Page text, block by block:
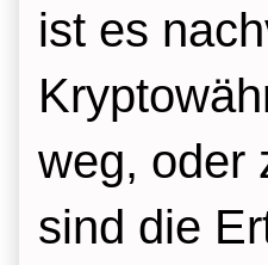
ist es
weg, oder
sind die